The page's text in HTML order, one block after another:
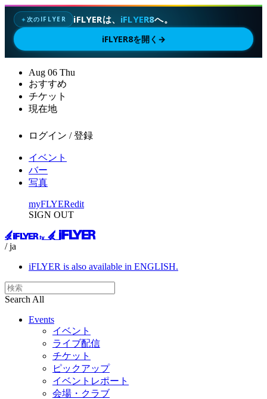
✦次のIFLYER iFLYERは、 iFLYER8へ。
iFLYER8を開く →
Aug 06 Thu
おすすめ
チケット
現在地
ログイン / 登録
イベント
バー
写真
myFLYERedit
SIGN OUT
/ ja
iFLYER is also available in ENGLISH.
Search All
Events
イベント
ライブ配信
チケット
ピックアップ
イベントレポート
会場・クラブ